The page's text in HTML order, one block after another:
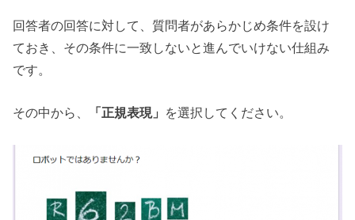
回答者の回答に対して、質問者があらかじめ条件を設け
ておき、その条件に一致しないと進んでいけない仕組み
です。
その中から、 「正規表現」 を選択してください。